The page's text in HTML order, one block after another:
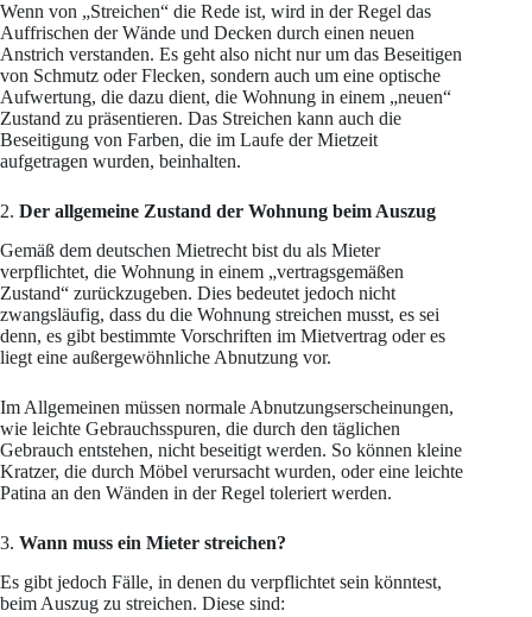
Wenn von „Streichen“ die Rede ist, wird in der Regel das
Auffrischen der Wände und Decken durch einen neuen
Anstrich verstanden. Es geht also nicht nur um das Beseitigen
von Schmutz oder Flecken, sondern auch um eine optische
Aufwertung, die dazu dient, die Wohnung in einem „neuen“
Zustand zu präsentieren. Das Streichen kann auch die
Beseitigung von Farben, die im Laufe der Mietzeit
aufgetragen wurden, beinhalten.
2. Der allgemeine Zustand der Wohnung beim Auszug
Gemäß dem deutschen Mietrecht bist du als Mieter
verpflichtet, die Wohnung in einem „vertragsgemäßen
Zustand“ zurückzugeben. Dies bedeutet jedoch nicht
zwangsläufig, dass du die Wohnung streichen musst, es sei
denn, es gibt bestimmte Vorschriften im Mietvertrag oder es
liegt eine außergewöhnliche Abnutzung vor.
Im Allgemeinen müssen normale Abnutzungserscheinungen,
wie leichte Gebrauchsspuren, die durch den täglichen
Gebrauch entstehen, nicht beseitigt werden. So können kleine
Kratzer, die durch Möbel verursacht wurden, oder eine leichte
Patina an den Wänden in der Regel toleriert werden.
3. Wann muss ein Mieter streichen?
Es gibt jedoch Fälle, in denen du verpflichtet sein könntest,
beim Auszug zu streichen. Diese sind: